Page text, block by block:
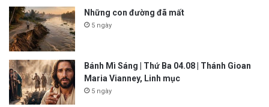
Những con đường đã mất
5 ngày
Bánh Mì Sáng | Thứ Ba 04.08 | Thánh Gioan
Maria Vianney, Linh mục
5 ngày